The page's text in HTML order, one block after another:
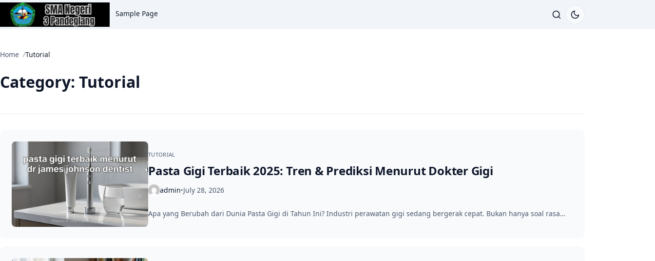
Sample Page
Home Tutorial
Category: Tutorial
TUTORIAL
Pasta Gigi Terbaik 2025: Tren & Prediksi Menurut Dokter Gigi
admin•July 28, 2026
Apa yang Berubah dari Dunia Pasta Gigi di Tahun Ini? Industri perawatan gigi sedang bergerak cepat. Bukan hanya soal rasa…